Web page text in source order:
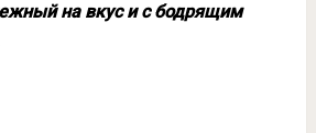
на вкус и с бодрящим